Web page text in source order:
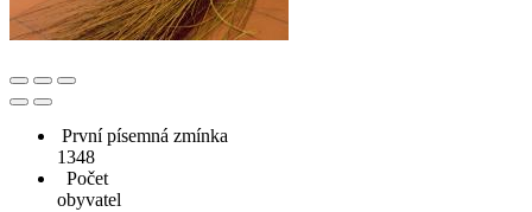
První písemná zmínka
1348
Počet
obyvatel